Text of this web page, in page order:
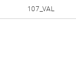
107_VAL